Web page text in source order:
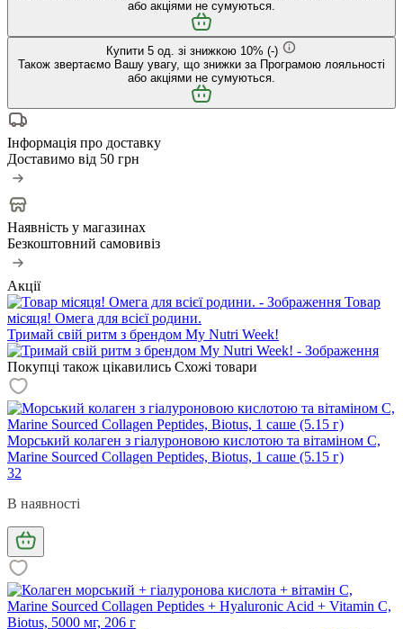
або акціями не сумуються.
Купити 5 од. зі знижкою 10% (-)
Також звертаємо Вашу увагу, що знижки за Програмою лояльності
або акціями не сумуються.
Інформація про доставку
Доставимо від 50 грн
Наявність у магазинах
Безкоштовний самовивіз
Акції
Товар
місяця! Омега для всієї родини.
Тримай свій ритм з брендом My Nutri Week!
Покупці також цікавились Схожі товари
Морський колаген з гіалуроновою кислотою та вітаміном С,
Marine Sourced Collagen Peptidеs, Biotus, 1 саше (5.15 г)
32
В наявності